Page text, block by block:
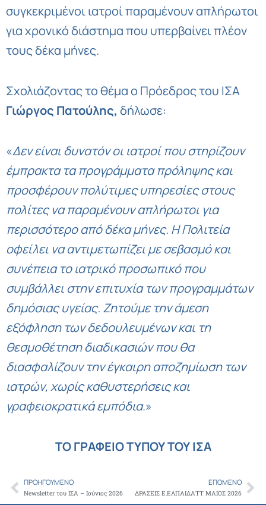
συγκεκριμένοι ιατροί παραμένουν απλήρωτοι
για χρονικό διάστημα που υπερβαίνει πλέον
τους δέκα μήνες.
Σχολιάζοντας το θέμα ο Πρόεδρος του ΙΣΑ
Γιώργος Πατούλης, δήλωσε:
«Δεν είναι δυνατόν οι ιατροί που στηρίζουν
έμπρακτα τα προγράμματα πρόληψης και
προσφέρουν πολύτιμες υπηρεσίες στους
πολίτες να παραμένουν απλήρωτοι για
περισσότερο από δέκα μήνες. Η Πολιτεία
οφείλει να αντιμετωπίζει με σεβασμό και
συνέπεια το ιατρικό προσωπικό που
συμβάλλει στην επιτυχία των προγραμμάτων
δημόσιας υγείας. Ζητούμε την άμεση
εξόφληση των δεδουλευμένων και τη
θεσμοθέτηση διαδικασιών που θα
διασφαλίζουν την έγκαιρη αποζημίωση των
ιατρών, χωρίς καθυστερήσεις και
γραφειοκρατικά εμπόδια.»
ΤΟ ΓΡΑΦΕΙΟ ΤΥΠΟΥ ΤΟΥ ΙΣΑ
Prev
ΠΡΟΗΓΟΎΜΕΝΟ
Newsletter του ΙΣΑ – Ιούνιος 2026
ΕΠΌΜΕΝΟ
ΔΡΑΣΕΙΣ Ε.ΕΛΠΑΙΔΑΤΤ ΜΑΙΟΣ 2026